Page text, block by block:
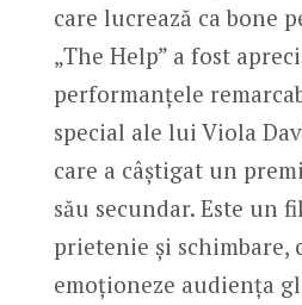
care lucrează ca bone
„The Help” a fost
performanțele
special ale lui Viola
care a câștigat un
său secundar. Este un
prietenie și schimbare,
emoționeze audiența